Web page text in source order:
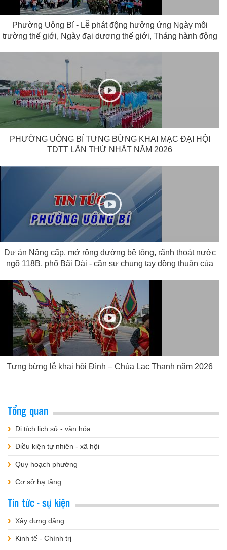
Phường Uông Bí - Lễ phát động hưởng ứng Ngày môi
trường thế giới, Ngày đại dương thế giới, Tháng hành động
PHƯỜNG UÔNG BÍ TƯNG BỪNG KHAI MẠC ĐẠI HỘI
TDTT LẦN THỨ NHẤT NĂM 2026
Dự án Nâng cấp, mở rộng đường bê tông, rãnh thoát nước
ngõ 118B, phố Bãi Dài - cần sự chung tay đồng thuận của
Tưng bừng lễ khai hội Đình – Chùa Lạc Thanh năm 2026
Tổng quan
Di tích lịch sử - văn hóa
Điều kiện tự nhiên - xã hội
Quy hoạch phường
Cơ sở hạ tầng
Tin tức - sự kiện
Xây dựng đảng
Kinh tế - Chính trị